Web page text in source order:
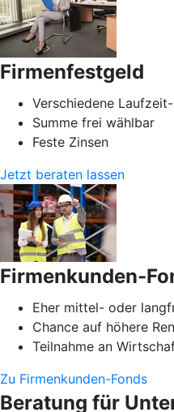
Firmenfestgeld
Verschiedene
Summe frei wählbar
Feste Zinsen
Jetzt beraten lassen
Firmenkunden-
Eher mittel- oder
Chance auf höhere
Teilnahme an
Zu Firmenkunden-Fonds
Beratung für